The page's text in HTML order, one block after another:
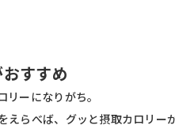
すすめ
ーになりがち。
えらべば、グッと摂取カロリー